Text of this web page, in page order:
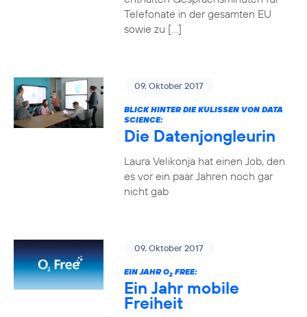
Telefonate in der gesamten EU
sowie zu […]
09. Oktober 2017
BLICK HINTER DIE KULISSEN VON DATA
SCIENCE:
Die Datenjongleurin
Laura Velikonja hat einen Job, den
es vor ein paar Jahren noch gar
nicht gab
09. Oktober 2017
EIN JAHR O2FREE:
Ein Jahr mobile
Freiheit